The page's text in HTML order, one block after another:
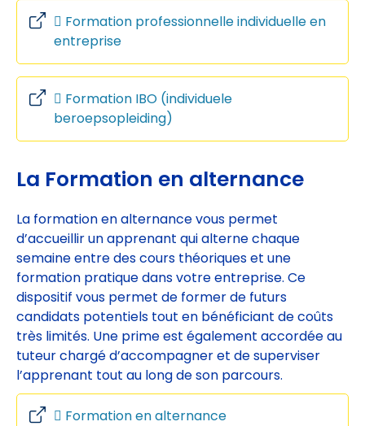
Formation professionnelle individuelle en
entreprise
Formation IBO (individuele
beroepsopleiding)
La Formation en alternance
La formation en alternance vous permet
d’accueillir un apprenant qui alterne chaque
semaine entre des cours théoriques et une
formation pratique dans votre entreprise. Ce
dispositif vous permet de former de futurs
candidats potentiels tout en bénéficiant de coûts
très limités. Une prime est également accordée au
tuteur chargé d’accompagner et de superviser
l’apprenant tout au long de son parcours.
Formation en alternance